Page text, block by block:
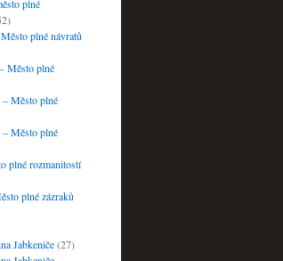
plné
plné návratů
Město plné
Město plné
Město plné
plné rozmanitostí
plné zázraků
Jabkeniče(27)